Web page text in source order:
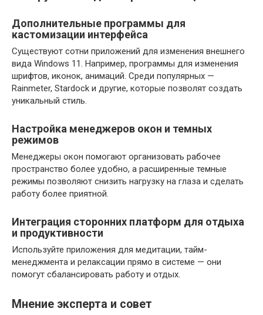
Дополнительные программы для
кастомизации интерфейса
Существуют сотни приложений для изменения внешнего
вида Windows 11. Например, программы для изменения
шрифтов, иконок, анимаций. Среди популярных —
Rainmeter, Stardock и другие, которые позволят создать
уникальный стиль.
Настройка менеджеров окон и темных
режимов
Менеджеры окон помогают организовать рабочее
пространство более удобно, а расширенные темные
режимы позволяют снизить нагрузку на глаза и сделать
работу более приятной.
Интеграция сторонних платформ для отдыха
и продуктивности
Используйте приложения для медитации, тайм-
менеджмента и релаксации прямо в системе — они
помогут сбалансировать работу и отдых.
Мнение эксперта и совет